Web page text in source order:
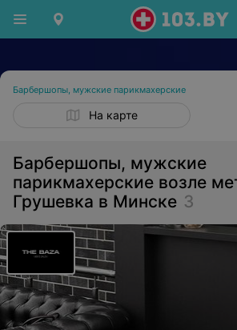
Барбершопы, мужские парикмахерские
На карте
Барбершопы, мужские
парикмахерские возле
Грушевка в Минске 3